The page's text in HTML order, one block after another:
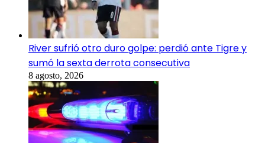
River sufrió otro duro golpe: perdió ante Tigre y
sumó la sexta derrota consecutiva
8 agosto, 2026